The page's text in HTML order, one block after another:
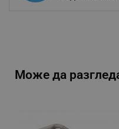
Може да